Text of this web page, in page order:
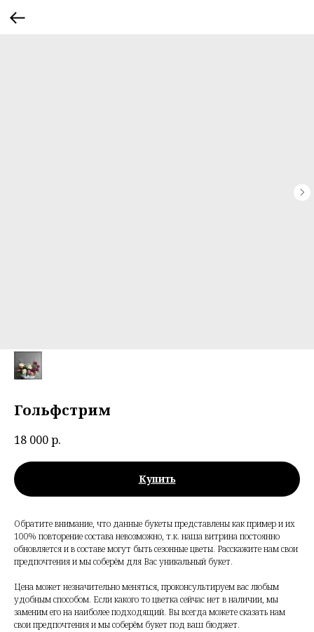
Гольфстрим
18 000р.
Купить
Обратите внимание, что данные букеты представлены как пример и их
100% повторение состава невозможно, т.к. наша витрина постоянно
обновляется и в составе могут быть сезонные цветы. Расскажите нам свои
предпочтения и мы соберём для Вас уникальный букет.
Цена может незначительно меняться, проконсультируем вас любым
удобным способом. Если какого то цветка сейчас нет в наличии, мы
заменим его на наиболее подходящий. Вы всегда можете сказать нам
свои предпочтения и мы соберём букет под ваш бюджет.